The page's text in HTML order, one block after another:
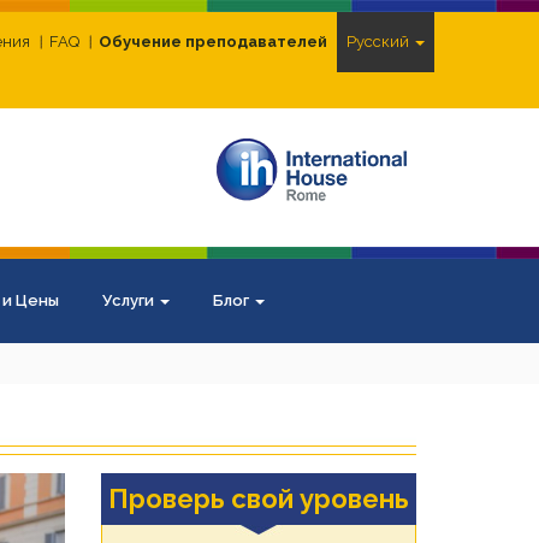
FAQ Обучение преподавателей Pусский
Цены Услуги Блог
Проверь свой уровень